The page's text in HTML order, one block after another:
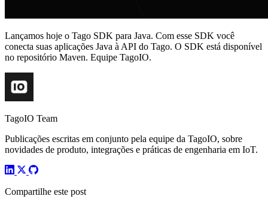
Lançamos hoje o Tago SDK para Java. Com esse SDK você
conecta suas aplicações Java à API do Tago. O SDK está disponível
no repositório Maven. Equipe TagoIO.
TagoIO Team
Publicações escritas em conjunto pela equipe da TagoIO, sobre
novidades de produto, integrações e práticas de engenharia em IoT.
Compartilhe este post